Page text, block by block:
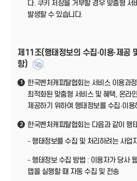
다. 쿠키 저장을 거부할 경우 맞춤형 서
발생할 수 있습니다.
제11조(행태정보의 수집·이용·제공
항)
1
한국벤처캐피탈협회는 서비스 이용과
최적화된 맞춤형 서비스 및 혜택, 온라
제공하기 위하여 행태정보를 수집·이
2
한국벤처캐피탈협회는 다음과 같이 행
- 행태정보를 수집 및 처리하려는 사업
- 행태정보 수집 방법 : 이용자가 당사
앱을 실행할 때 자동 수집 및 전송